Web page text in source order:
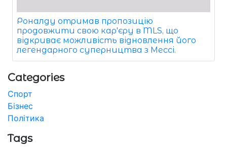
Роналду отримав пропозицію
продовжити свою кар'єру в MLS, що
відкриває можливість відновлення його
легендарного суперництва з Мессі.
Categories
Спорт
Бізнес
Політика
Tags